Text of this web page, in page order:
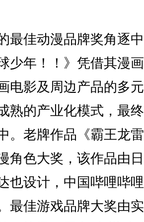
佳动漫品牌奖角逐
少年！！》凭借其漫
电影及周边产品的多
熟的产业化模式，最
。老牌作品《霸王龙
角色大奖，该作品由
也设计，中国哔哩哔
最佳游戏品牌大奖由